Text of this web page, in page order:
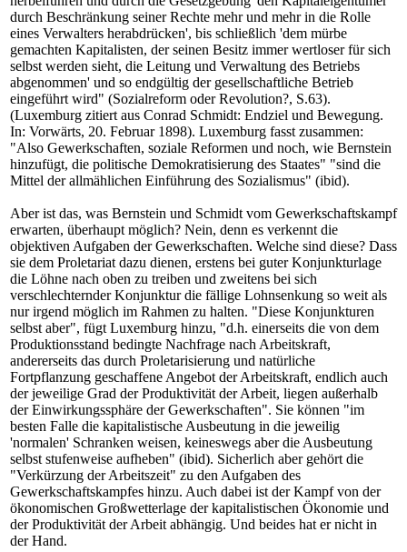
durch Beschränkung seiner Rechte mehr und mehr in die Rolle
eines Verwalters herabdrücken', bis schließlich 'dem mürbe
gemachten Kapitalisten, der seinen Besitz immer wertloser für sich
selbst werden sieht, die Leitung und Verwaltung des Betriebs
abgenommen' und so endgültig der gesellschaftliche Betrieb
eingeführt wird" (Sozialreform oder Revolution?, S.63).
(Luxemburg zitiert aus Conrad Schmidt: Endziel und Bewegung.
In: Vorwärts, 20. Februar 1898). Luxemburg fasst zusammen:
"Also Gewerkschaften, soziale Reformen und noch, wie Bernstein
hinzufügt, die politische Demokratisierung des Staates" "sind die
Mittel der allmählichen Einführung des Sozialismus" (ibid).
Aber ist das, was Bernstein und Schmidt vom Gewerkschaftskampf
erwarten, überhaupt möglich? Nein, denn es verkennt die
objektiven Aufgaben der Gewerkschaften. Welche sind diese? Dass
sie dem Proletariat dazu dienen, erstens bei guter Konjunkturlage
die Löhne nach oben zu treiben und zweitens bei sich
verschlechternder Konjunktur die fällige Lohnsenkung so weit als
nur irgend möglich im Rahmen zu halten. "Diese Konjunkturen
selbst aber", fügt Luxemburg hinzu, "d.h. einerseits die von dem
Produktionsstand bedingte Nachfrage nach Arbeitskraft,
andererseits das durch Proletarisierung und natürliche
Fortpflanzung geschaffene Angebot der Arbeitskraft, endlich auch
der jeweilige Grad der Produktivität der Arbeit, liegen außerhalb
der Einwirkungssphäre der Gewerkschaften". Sie können "im
besten Falle die kapitalistische Ausbeutung in die jeweilig
'normalen' Schranken weisen, keineswegs aber die Ausbeutung
selbst stufenweise aufheben" (ibid). Sicherlich aber gehört die
"Verkürzung der Arbeitszeit" zu den Aufgaben des
Gewerkschaftskampfes hinzu. Auch dabei ist der Kampf von der
ökonomischen Großwetterlage der kapitalistischen Ökonomie und
der Produktivität der Arbeit abhängig. Und beides hat er nicht in
der Hand.